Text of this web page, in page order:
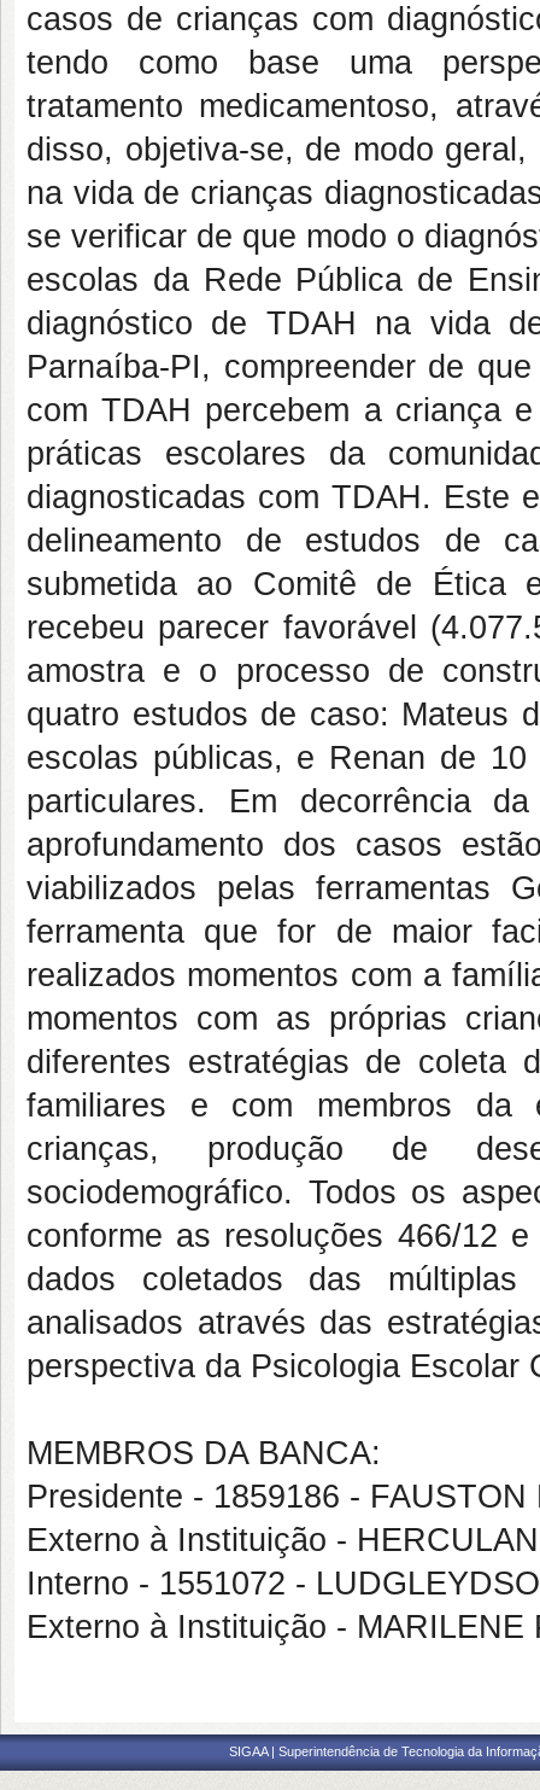
casos de crianças com
tendo como base uma
tratamento medicamentoso,
disso, objetiva-se, de modo
na vida de crianças
se verificar de que modo o
escolas da Rede Pública de
diagnóstico de TDAH na vida
Parnaíba-PI, compreender de
com TDAH percebem a criança
práticas escolares da
diagnosticadas com TDAH. Este
delineamento de estudos de
submetida ao Comitê de Ética
recebeu parecer favorável
amostra e o processo de
quatro estudos de caso: Mateus
escolas públicas, e Renan de
particulares. Em decorrência
aprofundamento dos casos
viabilizados pelas ferramentas
ferramenta que for de maior
realizados momentos com a
momentos com as próprias
diferentes estratégias de coleta
familiares e com membros
crianças, produção de
sociodemográfico. Todos os
conforme as resoluções 466/12
dados coletados das
analisados através das
perspectiva da Psicologia Escolar
MEMBROS DA BANCA:
Presidente - 1859186 - FAUSTON
Externo à Instituição -
Interno - 1551072 -
Externo à Instituição -
SIGAA | Superintendência de Tecnologia da